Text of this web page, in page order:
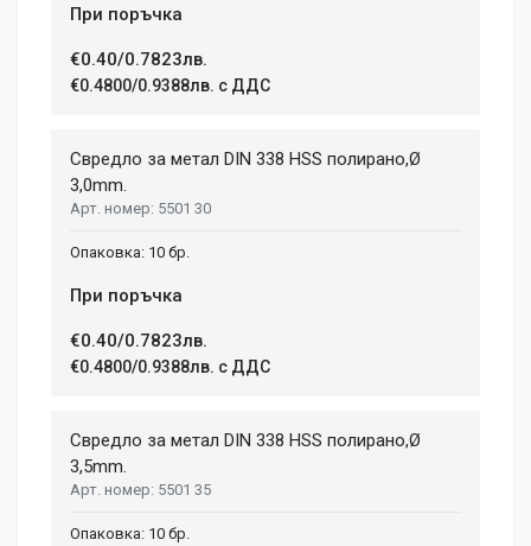
Dimensions
207 mm
Helena Garcia
2 January, 2018
hendrerit eros laoreet suscipit ultrices.
1
Write A Review
Your Name
При поръчка
€0.40/0.7823лв.
€0.4800/0.9388лв. с ДДС
Свредло за метал DIN 338 HSS полирано,Ø
3,0mm.
5501 30
10 бр.
При поръчка
€0.40/0.7823лв.
€0.4800/0.9388лв. с ДДС
Свредло за метал DIN 338 HSS полирано,Ø
3,5mm.
5501 35
10 бр.